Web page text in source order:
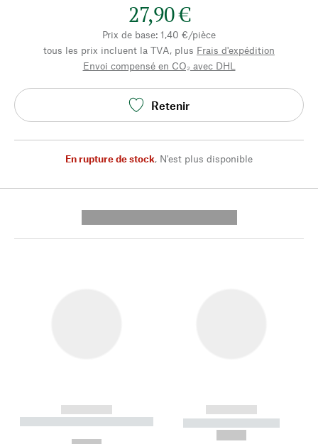
27,90 €
Prix de base: 1,40 €/pièce
tous les prix incluent la TVA, plus Frais d'expédition
Envoi compensé en CO₂ avec DHL
Retenir
En rupture de stock, N'est plus disponible
------------
----------- ----------- --------
------------
----------- -----------